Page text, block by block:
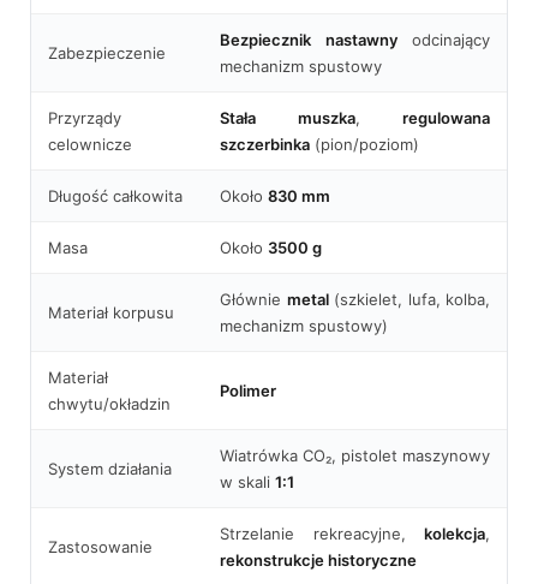
Zabezpieczenie
Bezpiecznik nastawnyodcinający
mechanizm spustowy
Przyrządy
celownicze
Stała muszka, regulowana
szczerbinka (pion/poziom)
Długość całkowita Około 830 mm
Masa Około 3500 g
Materiał korpusu
Głównie metal(szkielet, lufa, kolba,
mechanizm spustowy)
Materiał
chwytu/okładzin
Polimer
System działania
Wiatrówka CO₂, pistolet maszynowy
w skali 1:1
Zastosowanie
Strzelanie rekreacyjne, kolekcja,
rekonstrukcje historyczne